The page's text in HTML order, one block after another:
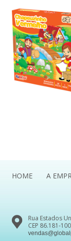
HOME A
Rua Estados
CEP 86.181-